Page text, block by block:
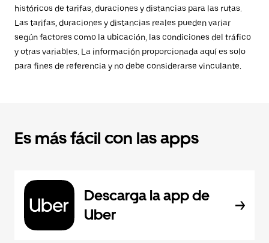
históricos de tarifas, duraciones y distancias para las rutas.
Las tarifas, duraciones y distancias reales pueden variar
según factores como la ubicación, las condiciones del tráfico
y otras variables. La información proporcionada aquí es solo
para fines de referencia y no debe considerarse vinculante.
Es más fácil con las apps
Descarga la app de
Uber